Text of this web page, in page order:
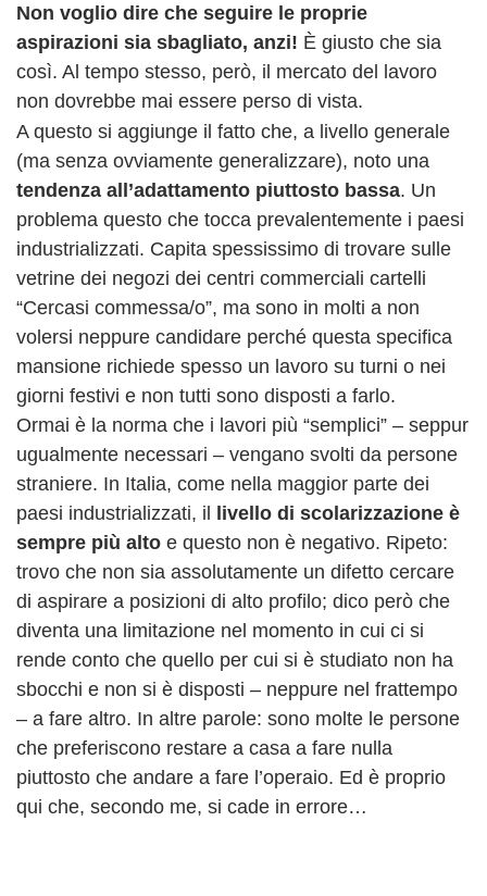
Non voglio dire che seguire le proprie
aspirazioni sia sbagliato, anzi! È giusto che sia
così. Al tempo stesso, però, il mercato del lavoro
non dovrebbe mai essere perso di vista.
A questo si aggiunge il fatto che, a livello generale
(ma senza ovviamente generalizzare), noto una
tendenza all’adattamento piuttosto bassa. Un
problema questo che tocca prevalentemente i paesi
industrializzati. Capita spessissimo di trovare sulle
vetrine dei negozi dei centri commerciali cartelli
“Cercasi commessa/o”, ma sono in molti a non
volersi neppure candidare perché questa specifica
mansione richiede spesso un lavoro su turni o nei
giorni festivi e non tutti sono disposti a farlo.
Ormai è la norma che i lavori più “semplici” – seppur
ugualmente necessari – vengano svolti da persone
straniere. In Italia, come nella maggior parte dei
paesi industrializzati, il
livello di scolarizzazione è
sempre più alto e questo non è negativo. Ripeto:
trovo che non sia assolutamente un difetto cercare
di aspirare a posizioni di alto profilo; dico però che
diventa una limitazione nel momento in cui ci si
rende conto che quello per cui si è studiato non ha
sbocchi e non si è disposti – neppure nel frattempo
– a fare altro. In altre parole: sono molte le persone
che preferiscono restare a casa a fare nulla
piuttosto che andare a fare l’operaio. Ed è proprio
qui che, secondo me, si cade in errore…